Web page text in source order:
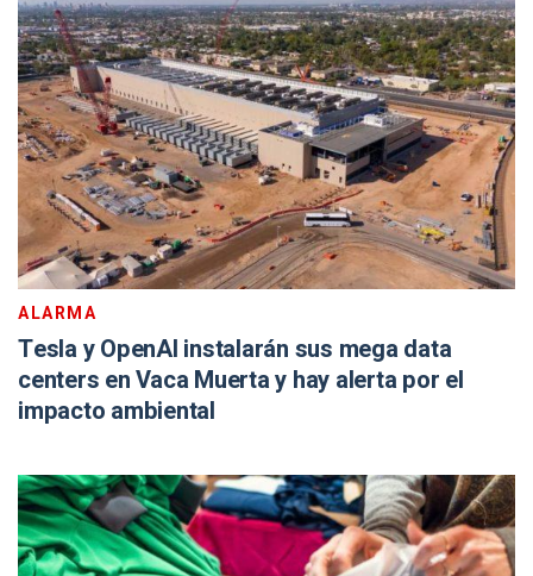
ALARMA
Tesla y OpenAI instalarán sus mega data
centers en Vaca Muerta y hay alerta por el
impacto ambiental